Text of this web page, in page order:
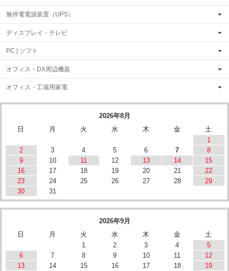
無停電電源装置（UPS）
ディスプレイ・テレビ
PC | ソフト
オフィス・DX周辺機器
オフィス・工場用家電
2026年8月
日
月 火 水 木 金
土
1
2
3 4 5 6 7
8
9
10 11 12 13 14
15
16
17 18 19 20 21
22
23
24 25 26 27 28
29
30
31
2026年9月
日
月 火 水 木 金
土
1
2 3 4
5
6
7 8 9 10 11
12
13
14 15 16 17 18
19